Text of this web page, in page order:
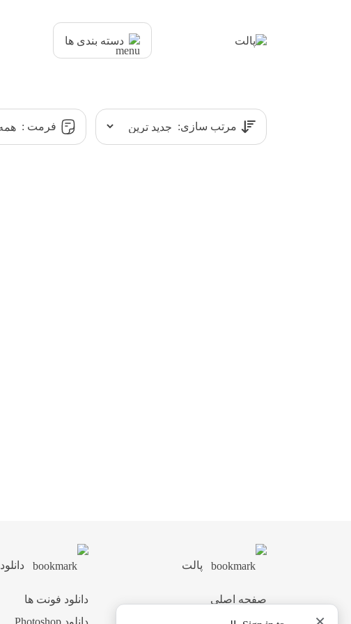
دسته بندی ها
مرتب سازی: فرمت :
پالت
صفحه اصلی
اشتراک ویژه
دانلود
دانلود فونت ها
دانلود Photoshop